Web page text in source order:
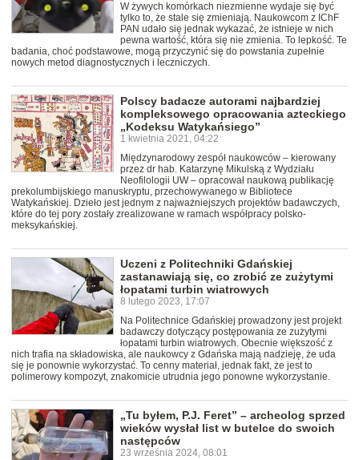
W żywych komórkach niezmienne wydaje się być
tylko to, że stale się zmieniają. Naukowcom z IChF
PAN udało się jednak wykazać, że istnieje w nich
pewna wartość, która się nie zmienia. To lepkość. Te
badania, choć podstawowe, mogą przyczynić się do powstania zupełnie
nowych metod diagnostycznych i leczniczych.
Polscy badacze autorami najbardziej
kompleksowego opracowania azteckiego
„Kodeksu Watykańsiego”
1 kwietnia 2021, 04:22
Międzynarodowy zespół naukowców – kierowany
przez dr hab. Katarzynę Mikulską z Wydziału
Neofilologii UW – opracował naukową publikację
prekolumbijskiego manuskryptu, przechowywanego w Bibliotece
Watykańskiej. Dzieło jest jednym z najważniejszych projektów badawczych,
które do tej pory zostały zrealizowane w ramach współpracy polsko-
meksykańskiej.
Uczeni z Politechniki Gdańskiej
zastanawiają się, co zrobić ze zużytymi
łopatami turbin wiatrowych
8 lutego 2023, 17:07
Na Politechnice Gdańskiej prowadzony jest projekt
badawczy dotyczący postępowania ze zużytymi
łopatami turbin wiatrowych. Obecnie większość z
nich trafia na składowiska, ale naukowcy z Gdańska mają nadzieję, że uda
się je ponownie wykorzystać. To cenny materiał, jednak fakt, że jest to
polimerowy kompozyt, znakomicie utrudnia jego ponowne wykorzystanie.
„Tu byłem, P.J. Feret” – archeolog sprzed
wieków wysłał list w butelce do swoich
następców
23 września 2024, 08:01